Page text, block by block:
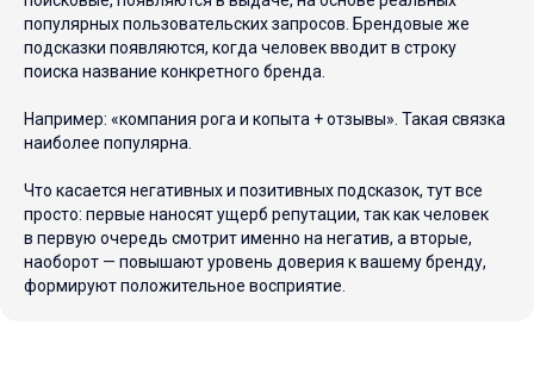
популярных пользовательских запросов. Брендовые же
подсказки появляются, когда человек вводит в строку
поиска название конкретного бренда.
Например: «компания рога и копыта + отзывы». Такая связка
наиболее популярна.
Что касается негативных и позитивных подсказок, тут все
просто: первые наносят ущерб репутации, так как человек
в первую очередь смотрит именно на негатив, а вторые,
наоборот — повышают уровень доверия к вашему бренду,
формируют положительное восприятие.